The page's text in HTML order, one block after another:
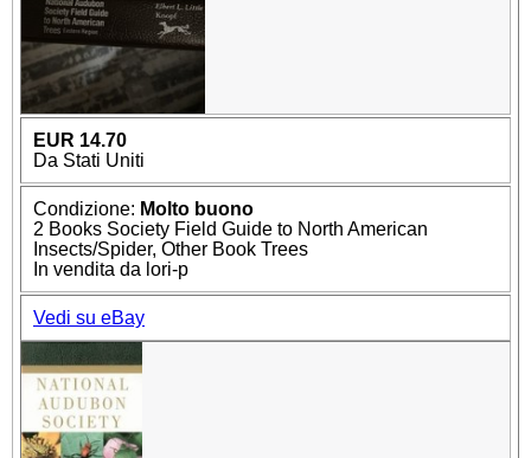
EUR 14.70
Da Stati Uniti
Condizione: Molto buono
2 Books Society Field Guide to North American
Insects/Spider, Other Book Trees
In vendita da lori-p
Vedi su eBay